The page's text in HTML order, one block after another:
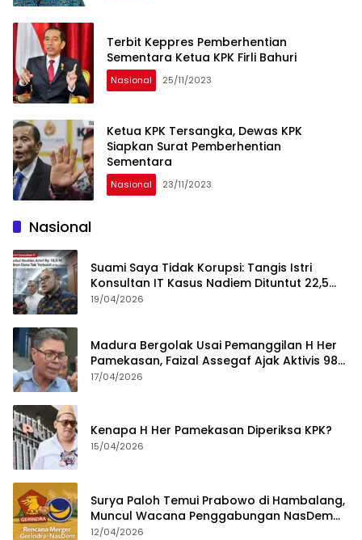
Terbit Keppres Pemberhentian
Sementara Ketua KPK Firli Bahuri
Nasional 25/11/2023
Ketua KPK Tersangka, Dewas KPK
Siapkan Surat Pemberhentian
Sementara
Nasional 23/11/2023
Nasional
Suami Saya Tidak Korupsi: Tangis Istri
Konsultan IT Kasus Nadiem Dituntut 22,5
Tahun
19/04/2026
Madura Bergolak Usai Pemanggilan H Her
Pamekasan, Faizal Assegaf Ajak Aktivis 98
Bongkar Permainan KPK
17/04/2026
Kenapa H Her Pamekasan Diperiksa KPK?
15/04/2026
Surya Paloh Temui Prabowo di Hambalang,
Muncul Wacana Penggabungan NasDem
dan Gerindra
12/04/2026